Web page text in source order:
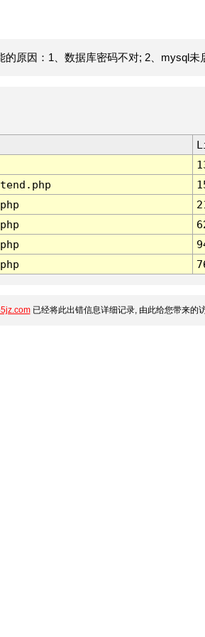
原因：1、数据库密码不对; 2、mysql未
已经将此出错信息详细记录, 由此给您带来的